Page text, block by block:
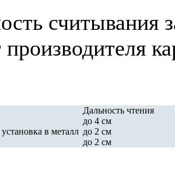
считывания
производителя
Дальность чтения
до 4 см
в металл до 2 см
до 2 см